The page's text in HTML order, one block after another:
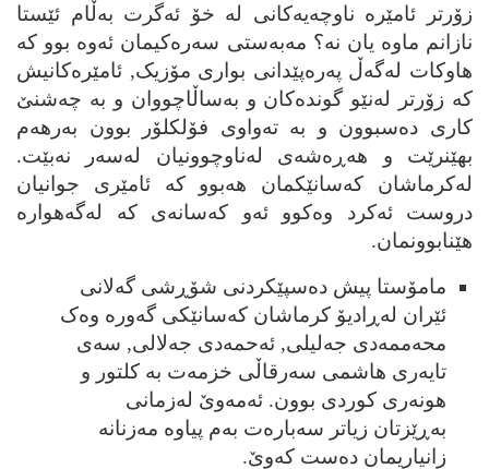
زۆرتر ئامێره ناوچه‌یه‌کانی له خۆ ئه‌گرت به‌ڵام ئێستا
نازانم ماوه یان نه؟ مه‌به‌ستی سه‌ره‌کیمان ئه‌وه بوو که
ھاوکات له‌گه‌ڵ په‌ره‌پێدانی بواری مۆزیک, ئامێره‌کانیش
که زۆرتر له‌نێو گونده‌کان و به‌ساڵاچووان و به چه‌شنێ
کاری ده‌سبوون و به ته‌واوی فۆلکلۆر بوون به‌رھه‌م
بھێنرێت و ھه‌ڕه‌شه‌ی له‌ناوچوونیان له‌سه‌ر نه‌بێت.
له‌کرماشان که‌سانێکمان ھه‌بوو که ئامێری جوانیان
دروست ئه‌کرد وه‌کوو ئه‌و که‌سانه‌ی که له‌گه‌ھواره
ھێنابوونمان.
مامۆستا پیش ده‌سپێکردنی شۆڕشی گه‌لانی
ئێران له‌ڕادیۆ کرماشان که‌سانێکی گه‌وره وه‌ک
محه‌ممه‌دی جه‌لیلی, ئه‌حمه‌دی جه‌لالی, سه‌ی
تایه‌ری ھاشمی سه‌رقاڵی خزمه‌ت به کلتور و
ھونه‌ری کوردی بوون. ئه‌مه‌وێ له‌زمانی
به‌ڕێزتان زیاتر سه‌باره‌ت به‌م پیاوه مه‌زنانه
زانیاریمان ده‌ست که‌وێ.